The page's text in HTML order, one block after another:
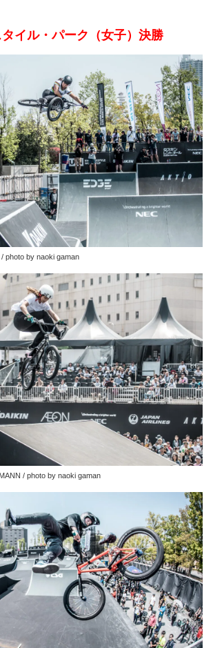
イル・パーク（女子） 決勝
photo by naoki gaman
/ photo by naoki gaman